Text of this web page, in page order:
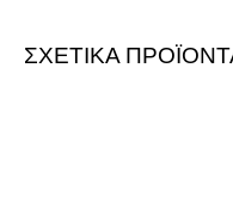
ΣΧΕΤΙΚΑ